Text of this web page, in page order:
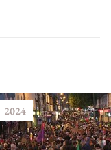
2024